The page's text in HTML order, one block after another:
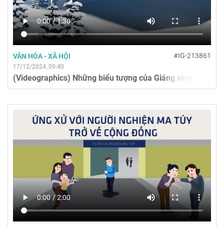
VĂN HÓA - XÃ HỘI #IG-213861
17/12/2024, 09:40
(Videographics) Những biểu tượng của Giáng sinh